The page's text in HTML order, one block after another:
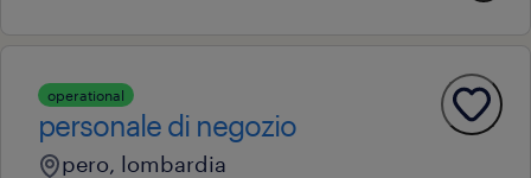
operational
personale di negozio
pero, lombardia